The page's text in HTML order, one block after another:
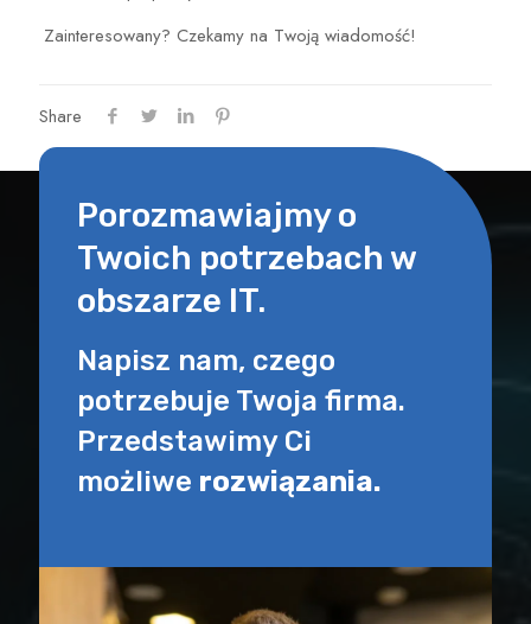
Zainteresowany? Czekamy na Twoją wiadomość!
Share
Porozmawiajmy o
Twoich potrzebach w
obszarze IT.
Napisz nam, czego
potrzebuje Twoja firma.
Przedstawimy Ci
możliwe rozwiązania.